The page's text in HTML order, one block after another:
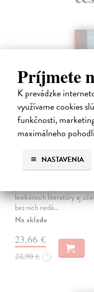
Príjmete
K prevádzke
využívame cookies
funkčnosti,
maximálneho
NASTAVENIA
Studne mútne
lexikónoch literatúry aj
bez nich nedá…
Na sklade
23,66 €
24,90 € ?